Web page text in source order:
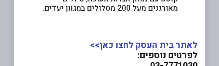
מאורגנים מעל 200 מסלולים במגוון יעדים.
לאתר בית העסק לחצו כאן>>
לפרטים נוספים: